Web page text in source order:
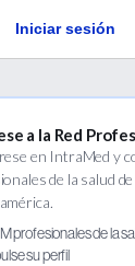
Iniciar sesión
a la Red
en IntraMed y
de la salud
M profesionales de la
su perfil